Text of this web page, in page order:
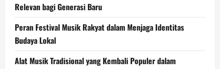
Relevan bagi Generasi Baru
Peran Festival Musik Rakyat dalam Menjaga Identitas
Budaya Lokal
Alat Musik Tradisional yang Kembali Populer dalam